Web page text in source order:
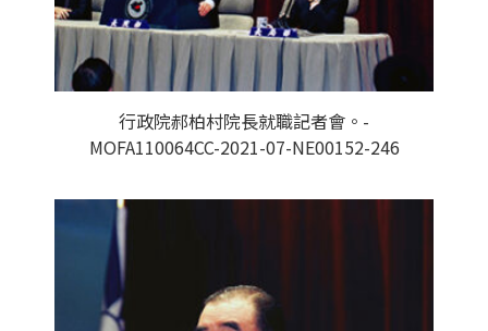
行政院郝柏村院長就職記者會。-
MOFA110064CC-2021-07-NE00152-246